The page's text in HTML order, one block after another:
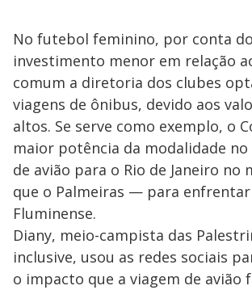
No futebol feminino, por conta do
investimento menor em relação
comum a diretoria dos clubes
viagens de ônibus, devido aos
altos. Se serve como exemplo, o
maior potência da modalidade
de avião para o Rio de Janeiro no
que o Palmeiras — para
Fluminense.
Diany, meio-campista das
inclusive, usou as redes sociais
o impacto que a viagem de avião